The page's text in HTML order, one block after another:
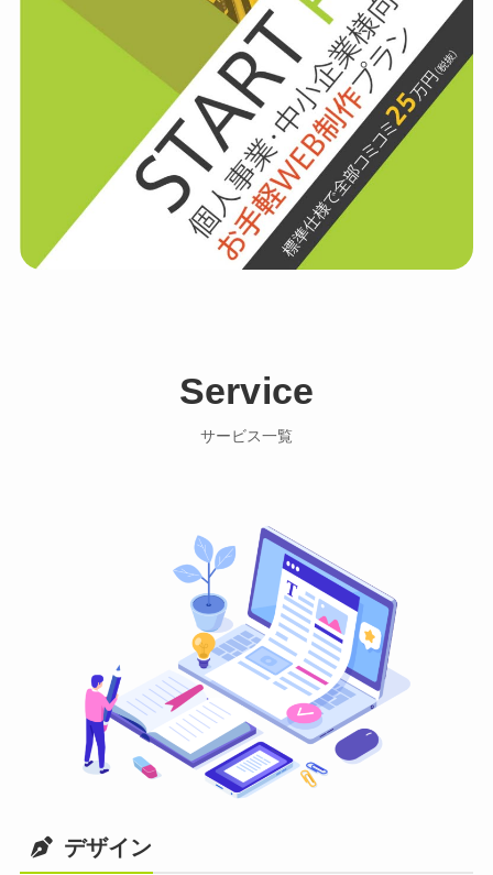
Service
サービス一覧
デザイン